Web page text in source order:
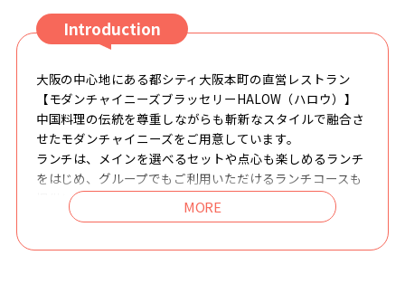
Introduction
大阪の中心地にある都シティ大阪本町の直営レストラン
【モダンチャイニーズブラッセリーHALOW（ハロウ）】
中国料理の伝統を尊重しながらも斬新なスタイルで融合さ
せたモダンチャイニーズをご用意しています。
ランチは、メインを選べるセットや点心も楽しめるランチ
をはじめ、グループでもご利用いただけるランチコースも
提供しています。
ディナーは、季節の食材をとりいれたアミューズや前菜、